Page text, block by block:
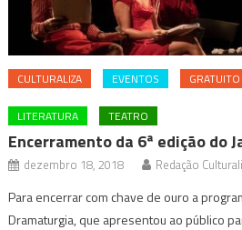
CULTURALIZA EVENTOS
LITERATURA TEATRO
Encerramento da 6ª edição do
dezembro 18, 2018 Redação
Para encerrar com chave de ouro a
Dramaturgia, que apresentou ao público